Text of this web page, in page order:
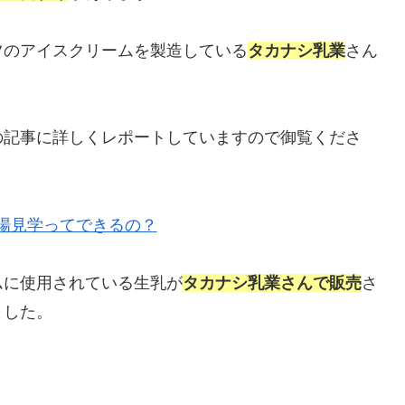
アイスクリームを製造している タカナシ乳業さん
事に詳しくレポートしていますので御覧くださ
見学ってできるの？
使用されている生乳がタカナシ乳業さんで販売さ
た。